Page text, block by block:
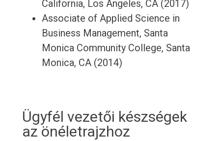
California, Los Angeles, CA (2017)
Associate of Applied Science in
Business Management, Santa
Monica Community College, Santa
Monica, CA (2014)
Ügyfél vezetői készségek
az önéletrajzhoz